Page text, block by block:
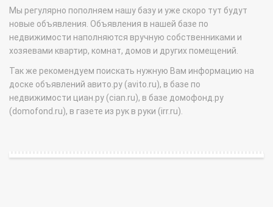
Мы регулярно пополняем нашу базу и уже скоро тут будут
новые объявления. Объявления в нашей базе по
недвижимости наполняются вручную собственниками и
хозяевами квартир, комнат, домов и других помещений.
Так же рекомендуем поискать нужную Вам информацию на
доске объявлений авито.ру (avito.ru), в базе по
недвижимости циан.ру (cian.ru), в базе домофонд.ру
(domofond.ru), в газете из рук в руки (irr.ru).